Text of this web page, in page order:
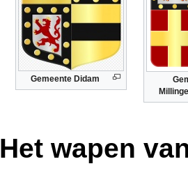
Gemeente Didam
Het wapen